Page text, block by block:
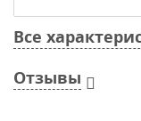
Все
Отзывы